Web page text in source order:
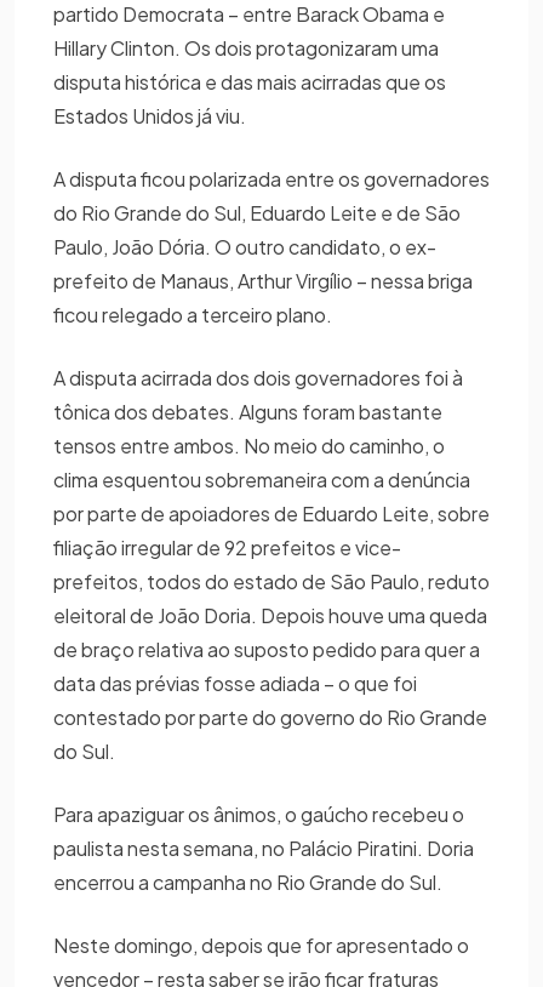
partido Democrata – entre Barack Obama e
Hillary Clinton. Os dois protagonizaram uma
disputa histórica e das mais acirradas que os
Estados Unidos já viu.
A disputa ficou polarizada entre os governadores
do Rio Grande do Sul, Eduardo Leite e de São
Paulo, João Dória. O outro candidato, o ex-
prefeito de Manaus, Arthur Virgílio – nessa briga
ficou relegado a terceiro plano.
A disputa acirrada dos dois governadores foi à
tônica dos debates. Alguns foram bastante
tensos entre ambos. No meio do caminho, o
clima esquentou sobremaneira com a denúncia
por parte de apoiadores de Eduardo Leite, sobre
filiação irregular de 92 prefeitos e vice-
prefeitos, todos do estado de São Paulo, reduto
eleitoral de João Doria. Depois houve uma queda
de braço relativa ao suposto pedido para quer a
data das prévias fosse adiada – o que foi
contestado por parte do governo do Rio Grande
do Sul.
Para apaziguar os ânimos, o gaúcho recebeu o
paulista nesta semana, no Palácio Piratini. Doria
encerrou a campanha no Rio Grande do Sul.
Neste domingo, depois que for apresentado o
vencedor – resta saber se irão ficar fraturas